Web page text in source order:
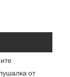
от